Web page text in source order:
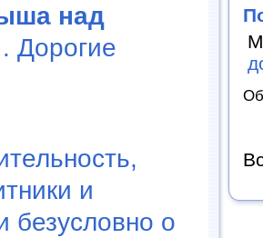
над
. Дорогие
и
безусловно о